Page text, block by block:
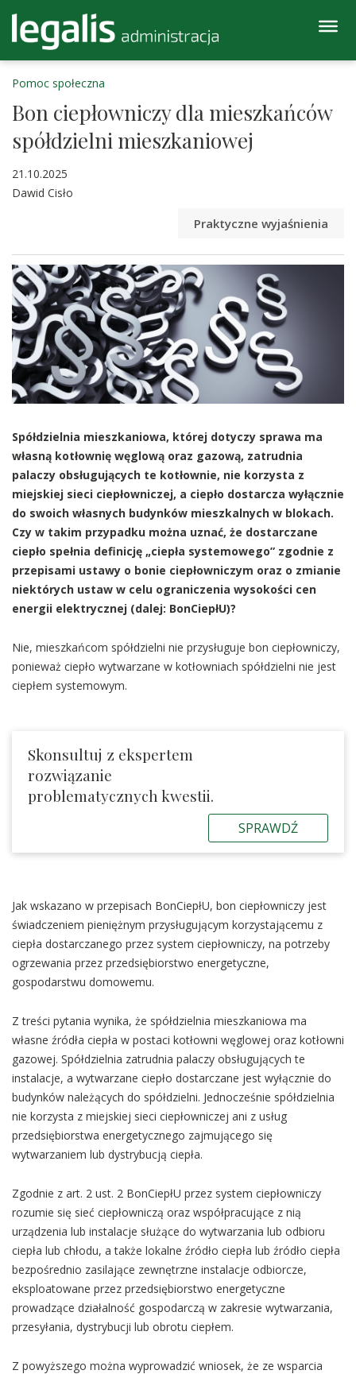
Pomoc społeczna
Bon ciepłowniczy dla mieszkańców
spółdzielni mieszkaniowej
21.10.2025
Dawid Cisło
Praktyczne wyjaśnienia
Spółdzielnia mieszkaniowa, której dotyczy sprawa ma
własną kotłownię węglową oraz gazową, zatrudnia
palaczy obsługujących te kotłownie, nie korzysta z
miejskiej sieci ciepłowniczej, a ciepło dostarcza wyłącznie
do swoich własnych budynków mieszkalnych w blokach.
Czy w takim przypadku można uznać, że dostarczane
ciepło spełnia definicję „ciepła systemowego” zgodnie z
przepisami ustawy o bonie ciepłowniczym oraz o zmianie
niektórych ustaw w celu ograniczenia wysokości cen
energii elektrycznej (dalej: BonCiepłU)?
Nie, mieszkańcom spółdzielni nie przysługuje bon ciepłowniczy,
ponieważ ciepło wytwarzane w kotłowniach spółdzielni nie jest
ciepłem systemowym.
Skonsultuj z ekspertem
rozwiązanie
problematycznych kwestii.
SPRAWDŹ
Jak wskazano w przepisach BonCiepłU, bon ciepłowniczy jest
świadczeniem pieniężnym przysługującym korzystającemu z
ciepła dostarczanego przez system ciepłowniczy, na potrzeby
ogrzewania przez przedsiębiorstwo energetyczne,
gospodarstwu domowemu.
Z treści pytania wynika, że spółdzielnia mieszkaniowa ma
własne źródła ciepła w postaci kotłowni węglowej oraz kotłowni
gazowej. Spółdzielnia zatrudnia palaczy obsługujących te
instalacje, a wytwarzane ciepło dostarczane jest wyłącznie do
budynków należących do spółdzielni. Jednocześnie spółdzielnia
nie korzysta z miejskiej sieci ciepłowniczej ani z usług
przedsiębiorstwa energetycznego zajmującego się
wytwarzaniem lub dystrybucją ciepła.
Zgodnie z art. 2 ust. 2 BonCiepłU przez system ciepłowniczy
rozumie się sieć ciepłowniczą oraz współpracujące z nią
urządzenia lub instalacje służące do wytwarzania lub odbioru
ciepła lub chłodu, a także lokalne źródło ciepła lub źródło ciepła
bezpośrednio zasilające zewnętrzne instalacje odbiorcze,
eksploatowane przez przedsiębiorstwo energetyczne
prowadzące działalność gospodarczą w zakresie wytwarzania,
przesyłania, dystrybucji lub obrotu ciepłem.
Z powyższego można wyprowadzić wniosek, że ze wsparcia